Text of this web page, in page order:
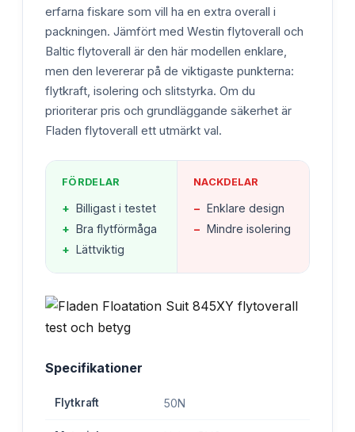
erfarna fiskare som vill ha en extra overall i
packningen. Jämfört med Westin flytoverall och
Baltic flytoverall är den här modellen enklare,
men den levererar på de viktigaste punkterna:
flytkraft, isolering och slitstyrka. Om du
prioriterar pris och grundläggande säkerhet är
Fladen flytoverall ett utmärkt val.
FÖRDELAR
+ Billigast i testet
+ Bra flytförmåga
+ Lättviktig
NACKDELAR
− Enklare design
− Mindre isolering
Specifikationer
Flytkraft 50N